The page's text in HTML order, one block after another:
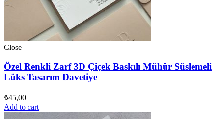
Close
Özel Renkli Zarf 3D Çiçek Baskılı Mühür Süslemeli
Lüks Tasarım Davetiye
₺45,00
Add to cart